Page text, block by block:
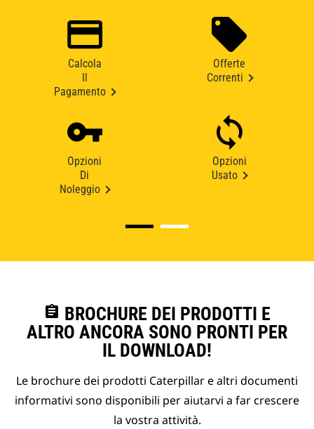
Calcola
Pagamento
Offerte
Correnti
Opzioni
Di
Noleggio
Opzioni
Usato
assignment BROCHURE DEI PRODOTTI E
ALTRO ANCORA SONO PRONTI PER
IL DOWNLOAD!
Le brochure dei prodotti Caterpillar e altri documenti
informativi sono disponibili per aiutarvi a far crescere
la vostra attività.